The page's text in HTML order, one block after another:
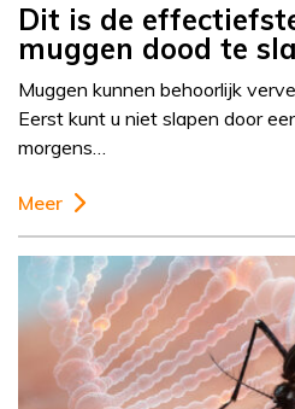
Dit is de
muggen dood te
Muggen kunnen behoorlijk
Eerst kunt u niet slapen door
morgens…
Meer